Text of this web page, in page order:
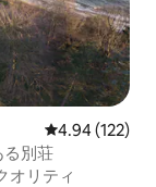
レビュー122
4.94 (122)
る別荘
オリティ